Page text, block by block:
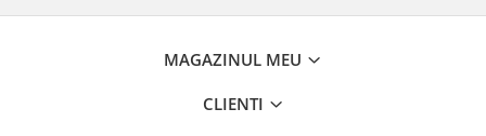
MAGAZINUL MEU
CLIENTI